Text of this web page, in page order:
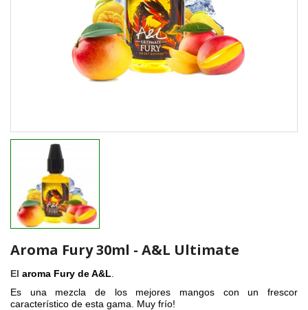
Aroma Fury 30ml - A&L Ultimate
El aroma Fury deA&L
Es una mezcla de los mejores mangos con un frescor
característico de esta gama. Muy frío!